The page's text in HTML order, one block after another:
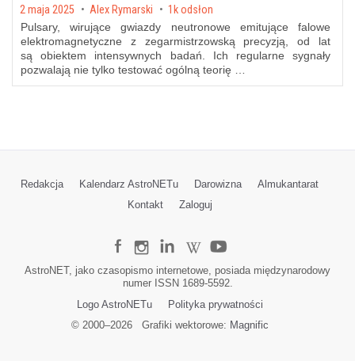
Posted on
2 maja 2025 by Alex Rymarski 1k odsłon
Pulsary, wirujące gwiazdy neutronowe emitujące falowe
elektromagnetyczne z zegarmistrzowską precyzją, od lat
są obiektem intensywnych badań. Ich regularne sygnały
pozwalają nie tylko testować ogólną teorię …
Redakcja Kalendarz AstroNETu Darowizna
Almukantarat
Kontakt
Zaloguj
AstroNET, jako czasopismo internetowe, posiada międzynarodowy
numer ISSN 1689-5592.
Logo AstroNETu
Polityka prywatności
© 2000–2026Grafiki wektorowe: Magnific